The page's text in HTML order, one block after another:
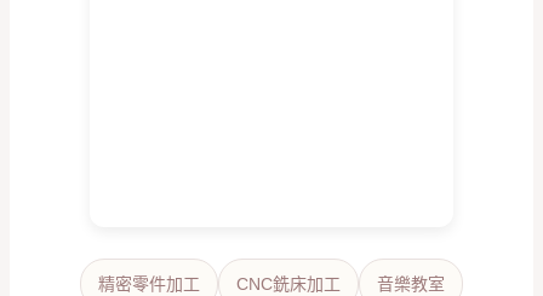
精密零件加工 CNC銑床加工 音樂教室